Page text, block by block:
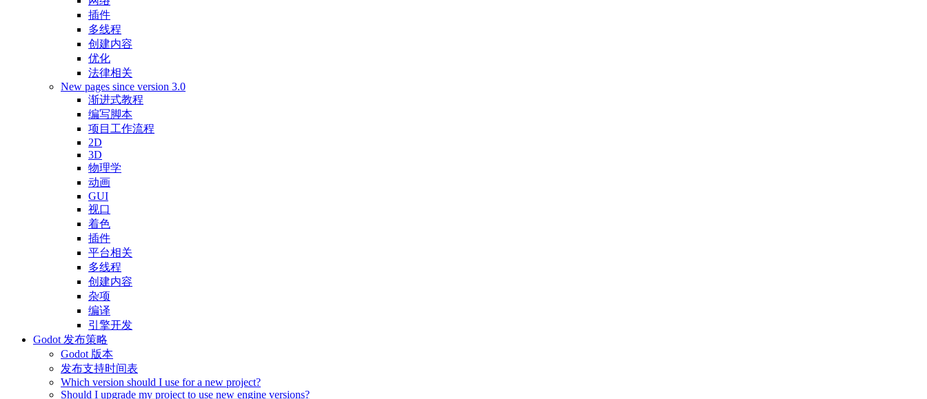
插件
多线程
创建内容
优化
法律相关
New pages since version 3.0
渐进式教程
编写脚本
项目工作流程
2D
3D
物理学
动画
GUI
视口
着色
插件
平台相关
多线程
创建内容
杂项
编译
引擎开发
Godot 发布策略
Godot 版本
发布支持时间表
Which version should I use for a new project?
Should I upgrade my project to use new engine versions?